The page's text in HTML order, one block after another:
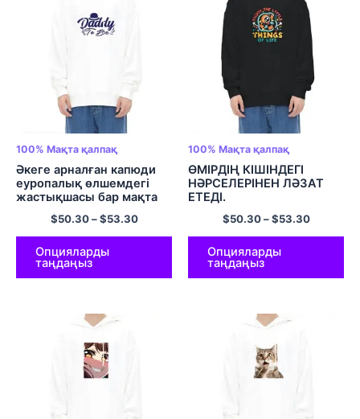
100% Мақта қалпақ
Әкеге арналған капюди
еуропалық өлшемдегі
жастықшасы бар мақта
капюшонды свит-көйлек
Әкеге арналған
капюшондар Үлкен
габариттік папа папа
папкалары Әкелер күніне
сыйлық Әкелер күніне
сыйлық Әкеге арналған
$50.30–$53.30
Опцияларды
таңдаңыз
100% Мақта қалпақ
ӨМІРДІҢ КІШІНДЕГІ
НӘРСЕЛЕРІНЕН ЛӘЗАТ
ЕТЕДІ.
$50.30–$53.30
Опцияларды
таңдаңыз